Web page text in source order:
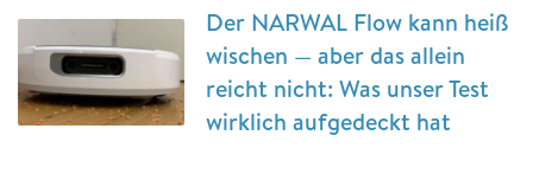
Der NARWAL Flow kann heiß
wischen — aber das allein
reicht nicht: Was unser Test
wirklich aufgedeckt hat